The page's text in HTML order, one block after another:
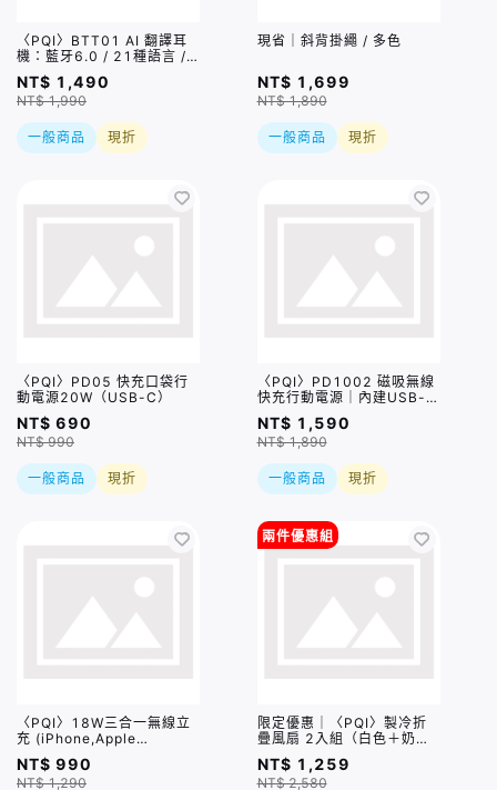
〈PQI〉BTT01 AI 翻譯耳
機：藍牙6.0 / 21種語言 /
6種翻譯模式
NT$ 1,490
NT$ 1,990
一般商品 現折
現省｜斜背掛繩 / 多色
NT$ 1,699
NT$ 1,890
一般商品 現折
〈PQI〉PD05 快充口袋行
動電源20W（USB-C）
NT$ 690
NT$ 990
一般商品 現折
〈PQI〉PD1002 磁吸無線
快充行動電源｜內建USB-C
充電線
NT$ 1,590
NT$ 1,890
一般商品 現折
〈PQI〉18W三合一無線立
充 (iPhone,Apple
Watch,AiroPds適用)
NT$ 990
NT$ 1,290
兩件優惠組
限定優惠｜〈PQI〉製冷折
疊風扇 2入組（白色＋奶茶
色）（CYKE-659）
NT$ 1,259
NT$ 2,580